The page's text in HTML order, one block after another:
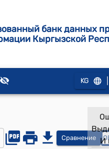
банк данных
Кыргызской
KG
Сравнение И